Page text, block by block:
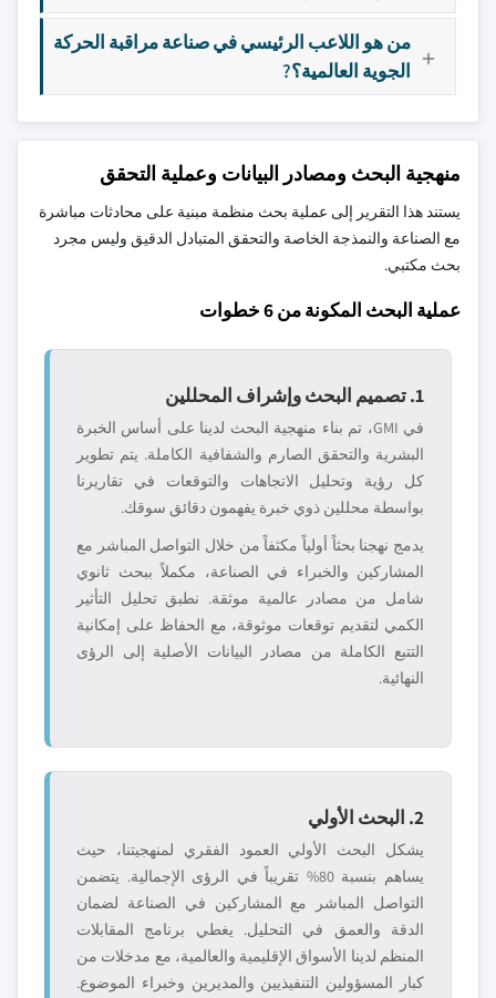
من هو اللاعب الرئيسي في صناعة مراقبة الحركة
الجوية العالمية؟?
منهجية البحث ومصادر البيانات وعملية التحقق
يستند هذا التقرير إلى عملية بحث منظمة مبنية على محادثات مباشرة
مع الصناعة والنمذجة الخاصة والتحقق المتبادل الدقيق وليس مجرد
بحث مكتبي.
عملية البحث المكونة من 6 خطوات
1. تصميم البحث وإشراف المحللين
في GMI، تم بناء منهجية البحث لدينا على أساس الخبرة
البشرية والتحقق الصارم والشفافية الكاملة. يتم تطوير
كل رؤية وتحليل الاتجاهات والتوقعات في تقاريرنا
بواسطة محللين ذوي خبرة يفهمون دقائق سوقك.
يدمج نهجنا بحثاً أولياً مكثفاً من خلال التواصل المباشر مع
المشاركين والخبراء في الصناعة، مكملاً ببحث ثانوي
شامل من مصادر عالمية موثقة. نطبق تحليل التأثير
الكمي لتقديم توقعات موثوقة، مع الحفاظ على إمكانية
التتبع الكاملة من مصادر البيانات الأصلية إلى الرؤى
النهائية.
2. البحث الأولي
يشكل البحث الأولي العمود الفقري لمنهجيتنا، حيث
يساهم بنسبة 80% تقريباً في الرؤى الإجمالية. يتضمن
التواصل المباشر مع المشاركين في الصناعة لضمان
الدقة والعمق في التحليل. يغطي برنامج المقابلات
المنظم لدينا الأسواق الإقليمية والعالمية، مع مدخلات من
كبار المسؤولين التنفيذيين والمديرين وخبراء الموضوع.